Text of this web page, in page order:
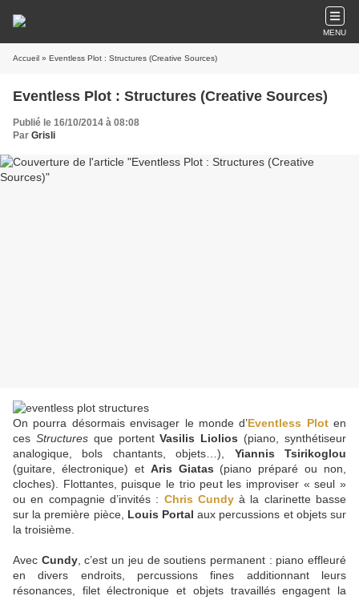
MENU
Accueil » Eventless Plot : Structures (Creative Sources)
Eventless Plot : Structures (Creative Sources)
Publié le 16/10/2014 à 08:08
Par Grisli
On pourra désormais envisager le monde d’Eventless Ploten
ces Structuresque portentVasilis Liolios (piano, synthétiseur
analogique, bols chantants, objets…), Yiannis Tsirikoglou
(guitare, électronique) et Aris Giatas (piano préparé ou non,
cloches). Flottantes, puisque le trio peut les improviser « seul »
ou en compagnie d’invités : Chris Cundyà la clarinette basse
sur la première pièce, Louis Portal aux percussions et objets sur
la troisième.
Avec Cundy, c’est un jeu de soutiens permanent : piano effleuré
en divers endroits, percussions fines additionnant leurs
résonances, filet électronique et objets travaillés engagent la